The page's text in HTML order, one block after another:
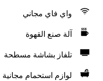
واي فاي مجاني
آلة صنع القهوة
تلفاز بشاشة مسطحة
لوازم استحمام مجانية